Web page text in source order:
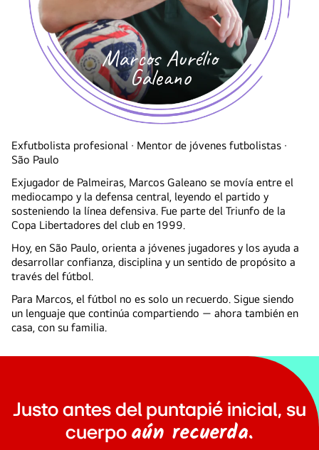
Exfutbolista profesional · Mentor de jóvenes futbolistas ·
São Paulo
Exjugador de Palmeiras, Marcos Galeano se movía entre el
mediocampo y la defensa central, leyendo el partido y
sosteniendo la línea defensiva. Fue parte del Triunfo de la
Copa Libertadores del club en 1999.
Hoy, en São Paulo, orienta a jóvenes jugadores y los ayuda a
desarrollar confianza, disciplina y un sentido de propósito a
través del fútbol.
Para Marcos, el fútbol no es solo un recuerdo. Sigue siendo
un lenguaje que continúa compartiendo — ahora también en
casa, con su familia.
Marcos Aurélio
Galeano
Justo antes del puntapié inicial, su
cuerpo aún recuerda.